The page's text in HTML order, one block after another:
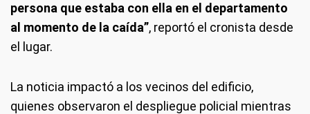
persona que estaba con ella en el departamento
al momento de la caída”, reportó el cronista desde
el lugar.
La noticia impactó a los vecinos del edificio,
quienes observaron el despliegue policial mientras